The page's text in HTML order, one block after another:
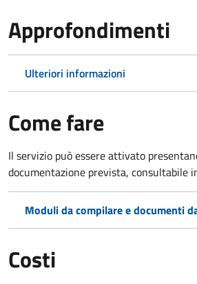
Approfondimenti
Ulteriori informazioni
Come fare
Il servizio può essere attivato
documentazione prevista, consultabile
Moduli da compilare e documenti
Costi